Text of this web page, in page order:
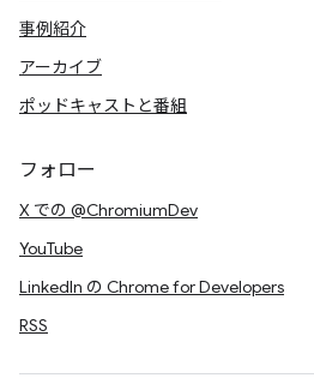
事例紹介
アーカイブ
ポッドキャストと番組
フォロー
X での @ChromiumDev
YouTube
LinkedIn の Chrome for Developers
RSS